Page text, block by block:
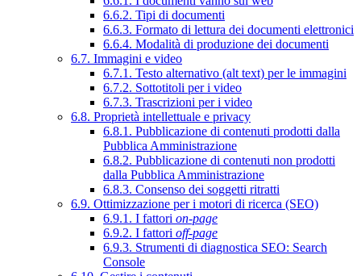
6.6.2. Tipi di documenti
6.6.3. Formato di lettura dei documenti elettronici
6.6.4. Modalità di produzione dei documenti
6.7. Immagini e video
6.7.1. Testo alternativo (alt text) per le immagini
6.7.2. Sottotitoli per i video
6.7.3. Trascrizioni per i video
6.8. Proprietà intellettuale e privacy
6.8.1. Pubblicazione di contenuti prodotti dalla
Pubblica Amministrazione
6.8.2. Pubblicazione di contenuti non prodotti
dalla Pubblica Amministrazione
6.8.3. Consenso dei soggetti ritratti
6.9. Ottimizzazione per i motori di ricerca (SEO)
6.9.1. I fattori on-page
6.9.2. I fattori off-page
6.9.3. Strumenti di diagnostica SEO: Search
Console